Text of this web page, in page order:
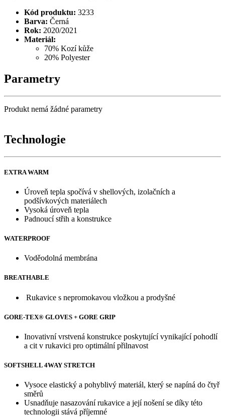
Kód produktu: 3233
Barva: Černá
Rok: 2020/2021
Materiál:
70% Kozí kůže
20% Polyester
Parametry
Produkt nemá žádné parametry
Technologie
EXTRA WARM
Úroveň tepla spočívá v shellových, izolačních a
podšívkových materiálech
Vysoká úroveň tepla
Padnoucí střih a konstrukce
WATERPROOF
Voděodolná membrána
BREATHABLE
Rukavice s nepromokavou vložkou a prodyšné
GORE-TEX® GLOVES + GORE GRIP
Inovativní vrstvená konstrukce poskytující vynikající pohodlí
a cit v rukavici pro optimální přilnavost
SOFTSHELL 4WAY STRETCH
Vysoce elastický a pohyblivý materiál, který se napíná do čtyř
směrů
Usnadňuje nasazování rukavice a její nošení se díky této
technologii stává příjemné